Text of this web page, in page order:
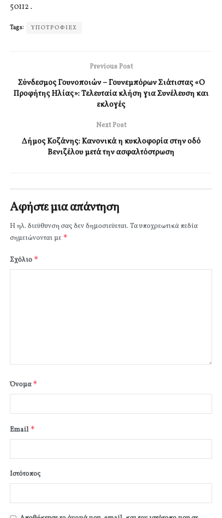
50112 .
Tags: ΥΠΟΤΡΟΦΙΕΣ
Previous Post
Σύνδεσμος Γουνοποιών – Γουνεμπόρων Σιάτιστας «Ο
Προφήτης Ηλίας»: Τελευταία κλήση για Συνέλευση και
εκλογές
Next Post
Δήμος Κοζάνης: Κανονικά η κυκλοφορία στην οδό
Βενιζέλου μετά την ασφαλτόστρωση
Αφήστε μια απάντηση
Η ηλ. διεύθυνση σας δεν δημοσιεύεται. Τα υποχρεωτικά πεδία
σημειώνονται με *
Σχόλιο *
Όνομα*
Email *
Ιστότοπος